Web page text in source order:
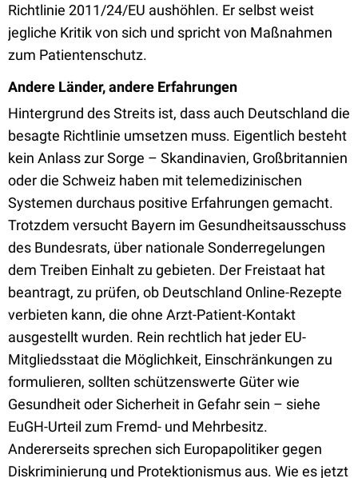
Richtlinie 2011/24/EU aushöhlen. Er selbst weist
jegliche Kritik von sich und spricht von Maßnahmen
zum Patientenschutz.
Andere Länder, andere Erfahrungen
Hintergrund des Streits ist, dass auch Deutschland die
besagte Richtlinie umsetzen muss. Eigentlich besteht
kein Anlass zur Sorge – Skandinavien, Großbritannien
oder die Schweiz haben mit telemedizinischen
Systemen durchaus positive Erfahrungen gemacht.
Trotzdem versucht Bayern im Gesundheitsausschuss
des Bundesrats, über nationale Sonderregelungen
dem Treiben Einhalt zu gebieten. Der Freistaat hat
beantragt, zu prüfen, ob Deutschland Online-Rezepte
verbieten kann, die ohne Arzt-Patient-Kontakt
ausgestellt wurden. Rein rechtlich hat jeder EU-
Mitgliedsstaat die Möglichkeit, Einschränkungen zu
formulieren, sollten schützenswerte Güter wie
Gesundheit oder Sicherheit in Gefahr sein – siehe
EuGH-Urteil zum Fremd- und Mehrbesitz.
Andererseits sprechen sich Europapolitiker gegen
Diskriminierung und Protektionismus aus. Wie es jetzt